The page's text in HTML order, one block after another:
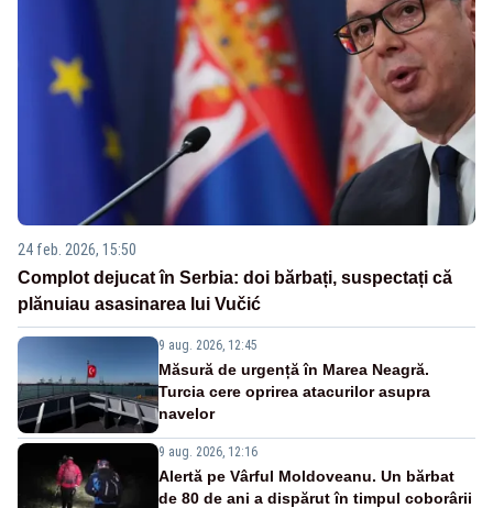
24 feb. 2026, 15:50
Complot dejucat în Serbia: doi bărbați, suspectați că
plănuiau asasinarea lui Vučić
9 aug. 2026, 12:45
Măsură de urgență în Marea Neagră.
Turcia cere oprirea atacurilor asupra
navelor
9 aug. 2026, 12:16
Alertă pe Vârful Moldoveanu. Un bărbat
de 80 de ani a dispărut în timpul coborârii